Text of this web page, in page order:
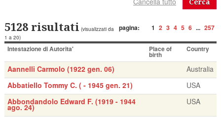
pagina: 1 2 3 4 5 6 ... 257
5128 risultati (visualizzati da
1 a 20)
Intestazione di Autorita' Place of
birth
Country
Aannelli Carmolo (1922 gen. 06)
Australia
Abbatiello Tommy C. ( - 1945 gen. 21)
USA
Abbondandolo Edward F. (1919 - 1944
ago. 24)
USA